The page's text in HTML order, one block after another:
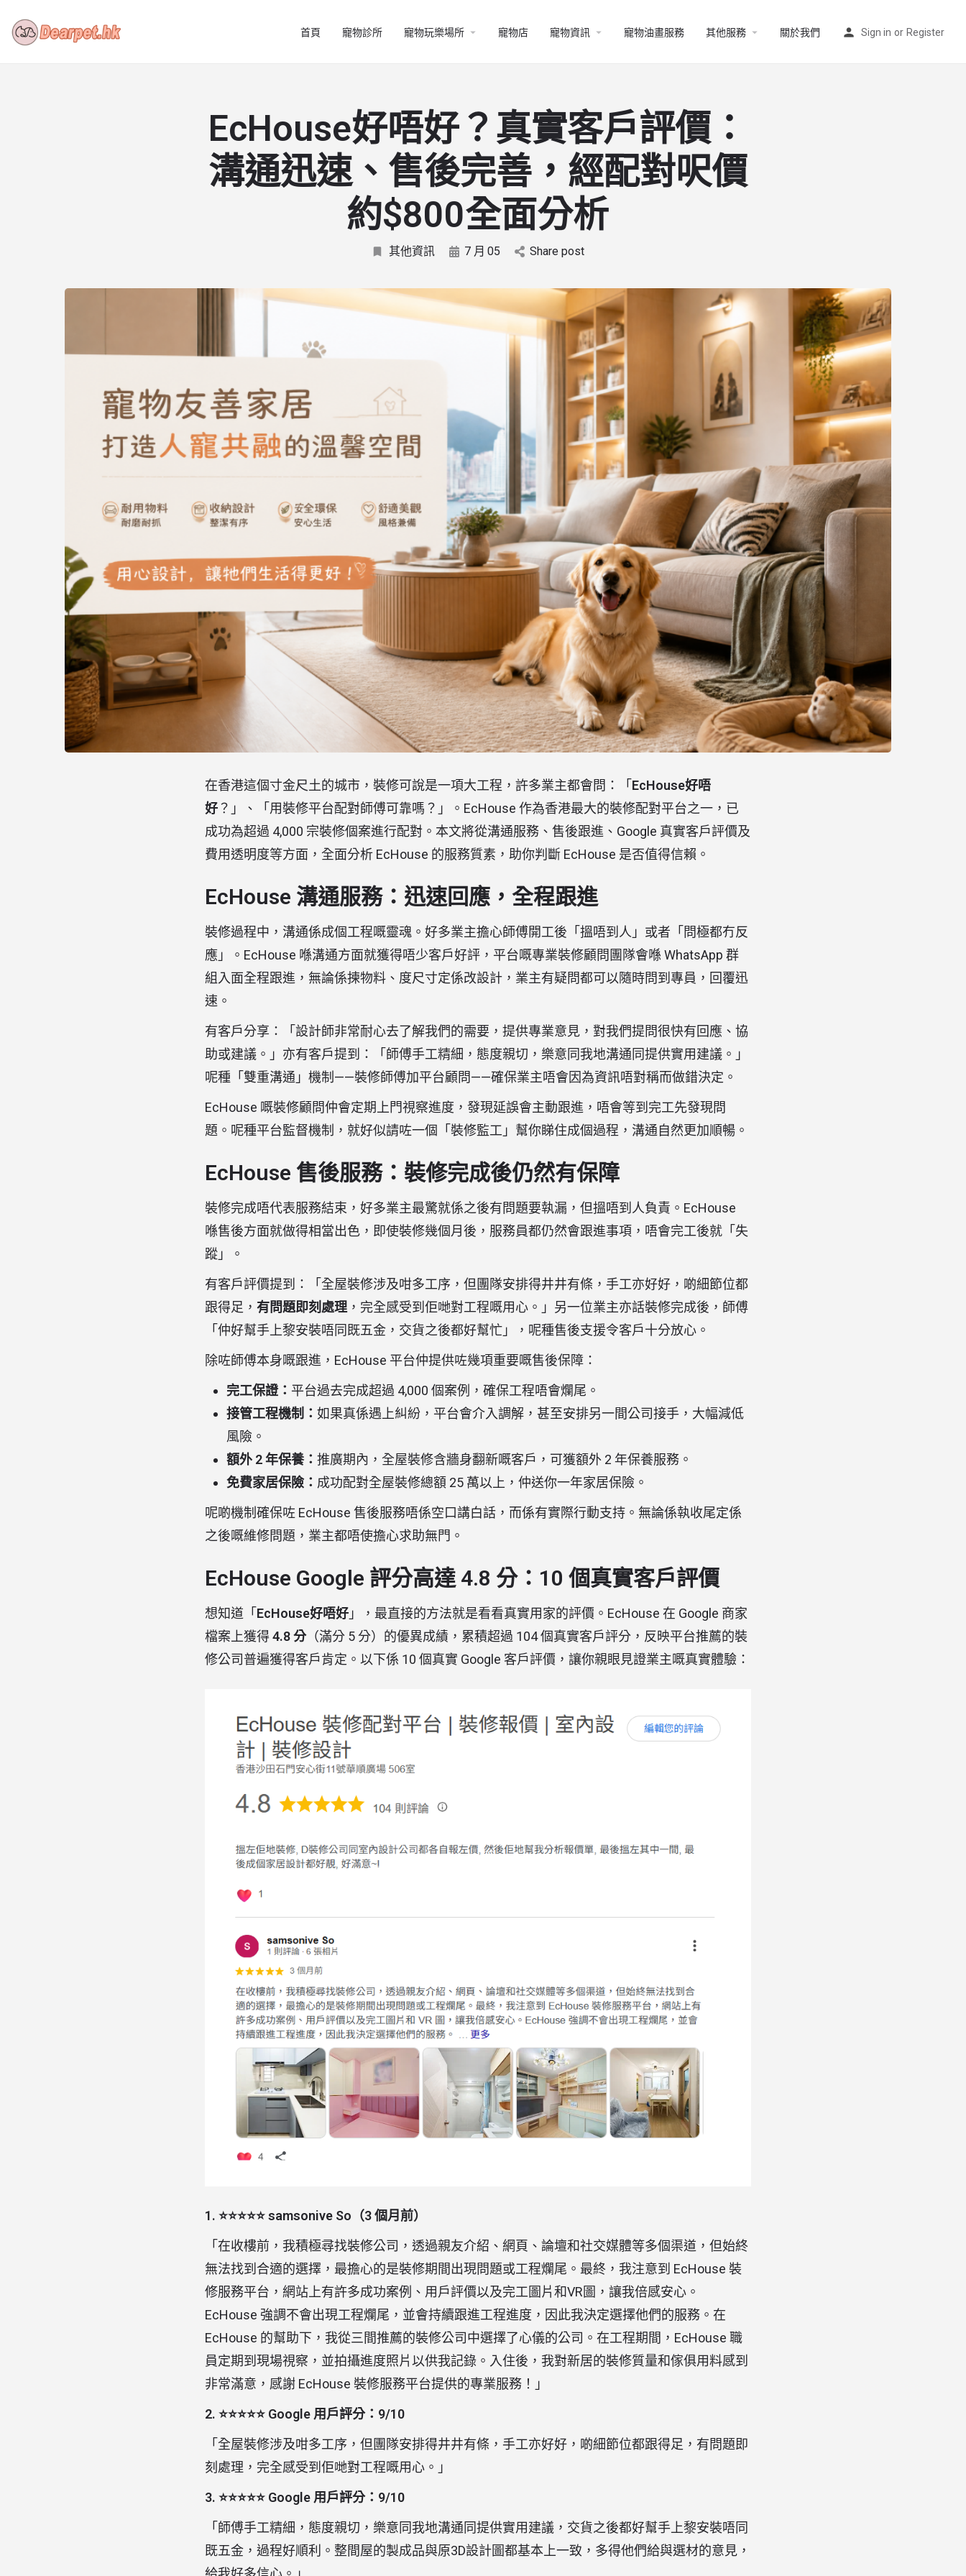
首頁 寵物診所 寵物玩樂場所 寵物店 寵物資訊 寵物油畫服務 其他服務 關於我們 Sign in or Register
EcHouse好唔好？真實客戶評價：
溝通迅速、售後完善，經配對呎價
約$800全面分析
其他資訊 7 月 05 Share post
在香港這個寸金尺土的城市，裝修可說是一項大工程，許多業主都會問：「EcHouse好唔
好？」、「用裝修平台配對師傅可靠嗎？」。EcHouse 作為香港最大的裝修配對平台之一，已
成功為超過 4,000 宗裝修個案進行配對。本文將從溝通服務、售後跟進、Google 真實客戶評價及
費用透明度等方面，全面分析 EcHouse 的服務質素，助你判斷 EcHouse 是否值得信賴。
EcHouse 溝通服務：迅速回應，全程跟進
裝修過程中，溝通係成個工程嘅靈魂。好多業主擔心師傅開工後「搵唔到人」或者「問極都冇反
應」。EcHouse 喺溝通方面就獲得唔少客戶好評，平台嘅專業裝修顧問團隊會喺 WhatsApp 群
組入面全程跟進，無論係揀物料、度尺寸定係改設計，業主有疑問都可以隨時問到專員，回覆迅
速。
有客戶分享：「設計師非常耐心去了解我們的需要，提供專業意見，對我們提問很快有回應、協
助或建議。」亦有客戶提到：「師傅手工精細，態度親切，樂意同我地溝通同提供實用建議。」
呢種「雙重溝通」機制——裝修師傅加平台顧問——確保業主唔會因為資訊唔對稱而做錯決定。
EcHouse 嘅裝修顧問仲會定期上門視察進度，發現延誤會主動跟進，唔會等到完工先發現問
題。呢種平台監督機制，就好似請咗一個「裝修監工」幫你睇住成個過程，溝通自然更加順暢。
EcHouse 售後服務：裝修完成後仍然有保障
裝修完成唔代表服務結束，好多業主最驚就係之後有問題要執漏，但搵唔到人負責。EcHouse
喺售後方面就做得相當出色，即使裝修幾個月後，服務員都仍然會跟進事項，唔會完工後就「失
蹤」。
有客戶評價提到：「全屋裝修涉及咁多工序，但團隊安排得井井有條，手工亦好好，啲細節位都
跟得足， 有問題即刻處理，完全感受到佢哋對工程嘅用心。」另一位業主亦話裝修完成後，師傅
「仲好幫手上黎安裝唔同既五金，交貨之後都好幫忙」，呢種售後支援令客戶十分放心。
除咗師傅本身嘅跟進，EcHouse 平台仲提供咗幾項重要嘅售後保障：
完工保證： 平台過去完成超過 4,000 個案例，確保工程唔會爛尾。
接管工程機制： 如果真係遇上糾紛，平台會介入調解，甚至安排另一間公司接手，大幅減低
風險。
額外 2 年保養： 推廣期內，全屋裝修含牆身翻新嘅客戶，可獲額外 2 年保養服務。
免費家居保險： 成功配對全屋裝修總額 25 萬以上，仲送你一年家居保險。
呢啲機制確保咗 EcHouse 售後服務唔係空口講白話，而係有實際行動支持。無論係執收尾定係
之後嘅維修問題，業主都唔使擔心求助無門。
EcHouse Google 評分高達 4.8 分：10 個真實客戶評價
想知道「EcHouse好唔好」，最直接的方法就是看看真實用家的評價。EcHouse 在 Google 商家
檔案上獲得4.8 分（滿分 5 分）的優異成績，累積超過 104 個真實客戶評分，反映平台推薦的裝
修公司普遍獲得客戶肯定。以下係 10 個真實 Google 客戶評價，讓你親眼見證業主嘅真實體驗：
1. ⭐⭐⭐⭐⭐ samsonive So（3 個月前）
「在收樓前，我積極尋找裝修公司，透過親友介紹、網頁、論壇和社交媒體等多個渠道，但始終
無法找到合適的選擇，最擔心的是裝修期間出現問題或工程爛尾。最終，我注意到 EcHouse 裝
修服務平台，網站上有許多成功案例、用戶評價以及完工圖片和VR圖，讓我倍感安心。
EcHouse 強調不會出現工程爛尾，並會持續跟進工程進度，因此我決定選擇他們的服務。在
EcHouse 的幫助下，我從三間推薦的裝修公司中選擇了心儀的公司。在工程期間，EcHouse 職
員定期到現場視察，並拍攝進度照片以供我記錄。入住後，我對新居的裝修質量和傢俱用料感到
非常滿意，感謝 EcHouse 裝修服務平台提供的專業服務！」
2. ⭐⭐⭐⭐⭐ Google 用戶評分：9/10
「全屋裝修涉及咁多工序，但團隊安排得井井有條，手工亦好好，啲細節位都跟得足，有問題即
刻處理，完全感受到佢哋對工程嘅用心。」
3. ⭐⭐⭐⭐⭐ Google 用戶評分：9/10
「師傅手工精細，態度親切，樂意同我地溝通同提供實用建議，交貨之後都好幫手上黎安裝唔同
既五金，過程好順利。整間屋的製成品與原3D設計圖都基本上一致，多得他們給與選材的意見，